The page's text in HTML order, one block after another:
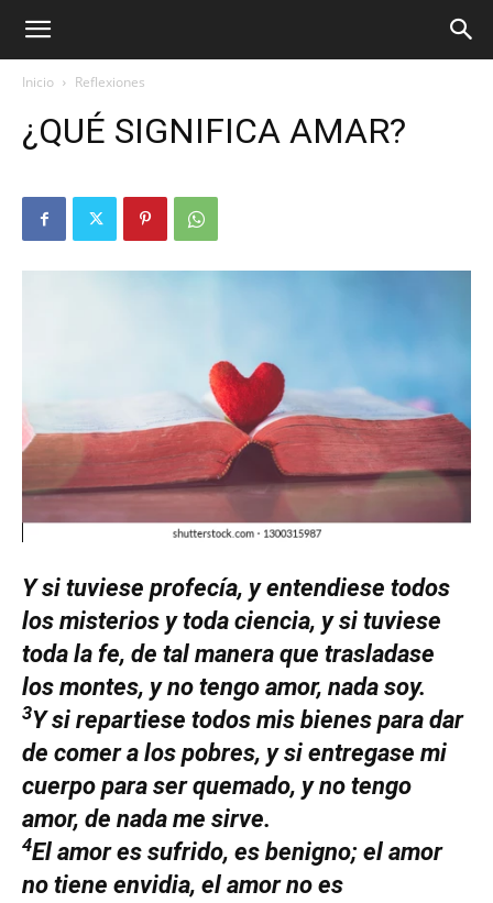
Inicio Reflexiones
¿QUÉ SIGNIFICA AMAR?
Y si tuviese profecía, y entendiese todos
los misterios y toda ciencia, y si tuviese
toda la fe, de tal manera que trasladase
los montes, y no tengo amor, nada soy.
3Y si repartiese todos mis bienes para dar
de comer a los pobres, y si entregase mi
cuerpo para ser quemado, y no tengo
amor, de nada me sirve.
4El amor es sufrido, es benigno; el amor
no tiene envidia, el amor no es